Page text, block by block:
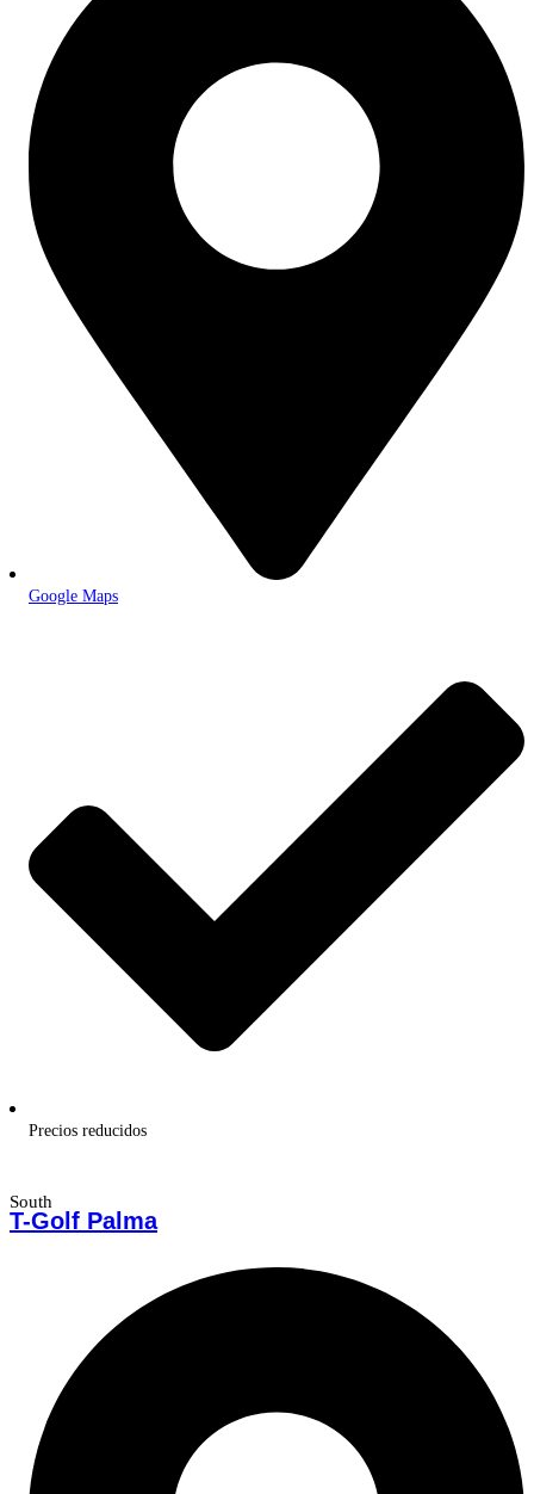
Google Maps
Precios reducidos
South
T-Golf Palma